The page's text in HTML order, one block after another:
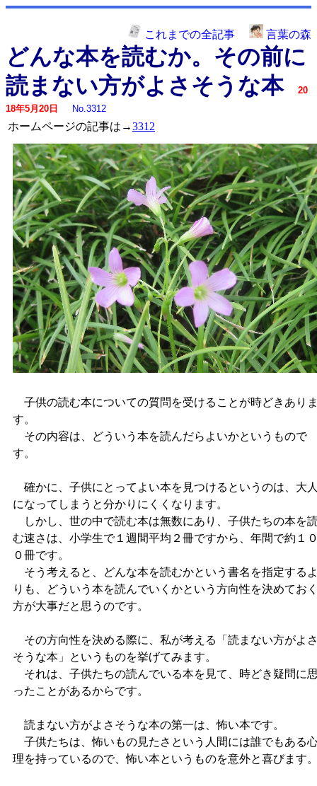
これまでの全記事 言葉の森
どんな本を読むか。その前に
読まない方がよさそうな本
20
18年5月20日
No.3312
ホームページの記事は→3312
子供の読む本についての質問を受けることが時どきあり
す。
その内容は、どういう本を読んだらよいかというもので
す。
確かに、子供にとってよい本を見つけるというのは、大
になってしまうと分かりにくくなります。
しかし、世の中で読む本は無数にあり、子供たちの本を
む速さは、小学生で１週間平均２冊ですから、年間で約１
０冊です。
そう考えると、どんな本を読むかという書名を指定する
りも、どういう本を読んでいくかという方向性を決めてお
方が大事だと思うのです。
その方向性を決める際に、私が考える「読まない方がよ
そうな本」というものを挙げてみます。
それは、子供たちの読んでいる本を見て、時どき疑問に
ったことがあるからです。
読まない方がよさそうな本の第一は、怖い本です。
子供たちは、怖いもの見たさという人間には誰でもある
理を持っているので、怖い本というものを意外と喜びます